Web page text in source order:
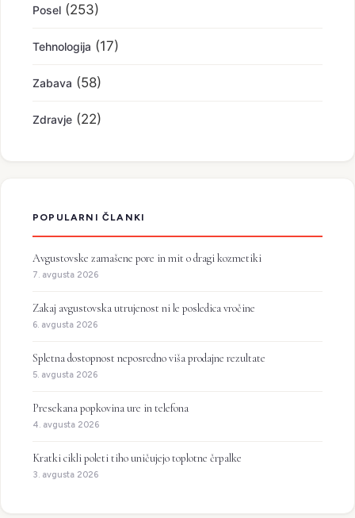
Posel (253)
Tehnologija (17)
Zabava (58)
Zdravje (22)
POPULARNI ČLANKI
Avgustovske zamašene pore in mit o dragi kozmetiki
7. avgusta 2026
Zakaj avgustovska utrujenost ni le posledica vročine
6. avgusta 2026
Spletna dostopnost neposredno viša prodajne rezultate
5. avgusta 2026
Presekana popkovina ure in telefona
4. avgusta 2026
Kratki cikli poleti tiho uničujejo toplotne črpalke
3. avgusta 2026